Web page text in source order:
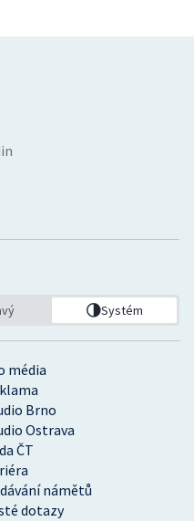
média
Brno
Ostrava
ČT
námětů
dotazy
Systém